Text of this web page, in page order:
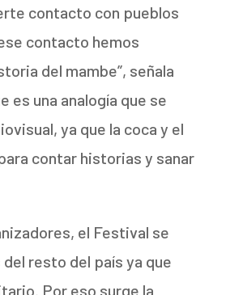
contacto con pueblos
contacto hemos
del mambe”, señala
es una analogía que se
ya que la coca y el
contar historias y sanar
el Festival se
resto del país ya que
Por eso surge la